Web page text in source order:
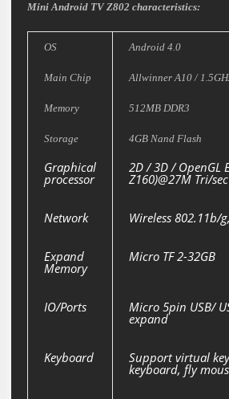
Mini Android TV Z802 characteristics:
OS Android 4.0
Main Chip Allwinner A10 /
Memory 512MB DDR3
Storage 4GB Nand Flash
Graphical
processor
2D / 3D / OpenGL
Z160)@27M Tri/sec
Network Wireless 802.11b/
Expand
Memory
Micro TF 2-32GB
IO/Ports Micro 5pin USB/
expand
Keyboard Support virtual
keyboard, fly